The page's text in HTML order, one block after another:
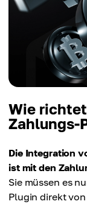
Wie
Zahlungs-
Die Integration
ist mit den
Sie müssen es
Plugin direkt